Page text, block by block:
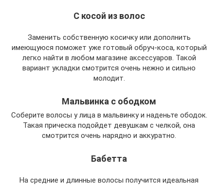
С косой из волос
Заменить собственную косичку или дополнить
имеющуюся поможет уже готовый обруч-коса, который
легко найти в любом магазине аксессуаров. Такой
вариант укладки смотрится очень нежно и сильно
молодит.
Мальвинка с ободком
Соберите волосы у лица в мальвинку и наденьте ободок.
Такая прическа подойдет девушкам с челкой, она
смотрится очень нарядно и аккуратно.
Бабетта
На средние и длинные волосы получится идеальная